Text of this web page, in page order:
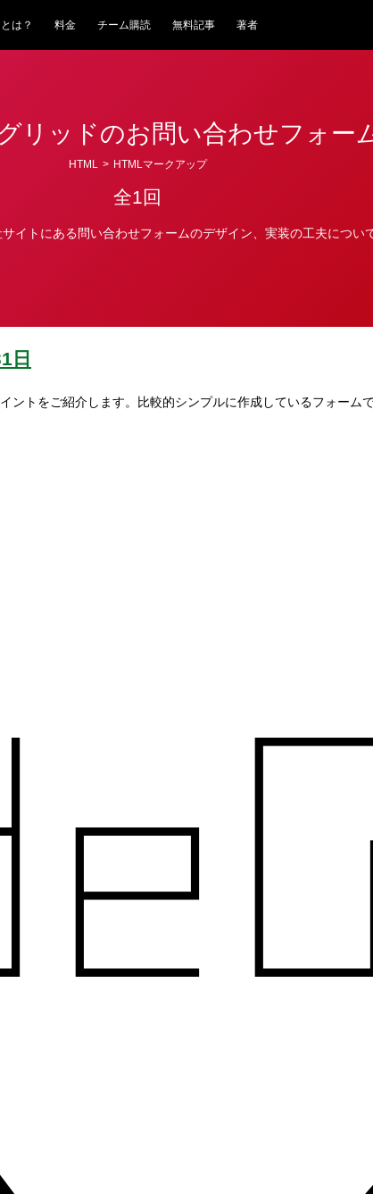
は？ 料金 チーム購読 無料記事 著者
リッドのお問い合わせフォー
HTML > HTMLマークアップ
全1回
イトにある問い合わせフォームのデザイン、実装の工夫につい
日
トをご紹介します。比較的シンプルに作成しているフォーム